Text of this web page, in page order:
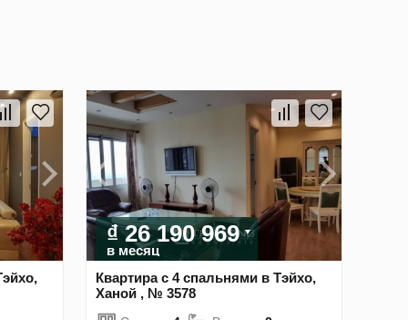
₫ 26 190 969
в месяц
Квартира с 4 спальнями в Тэйхо,
Ханой , № 3578